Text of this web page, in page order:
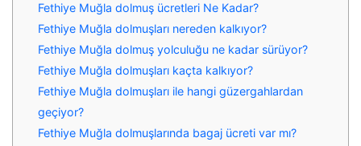
Fethiye Muğla dolmuş ücretleri Ne Kadar?
Fethiye Muğla dolmuşları nereden kalkıyor?
Fethiye Muğla dolmuş yolculuğu ne kadar sürüyor?
Fethiye Muğla dolmuşları kaçta kalkıyor?
Fethiye Muğla dolmuşları ile hangi güzergahlardan
geçiyor?
Fethiye Muğla dolmuşlarında bagaj ücreti var mı?